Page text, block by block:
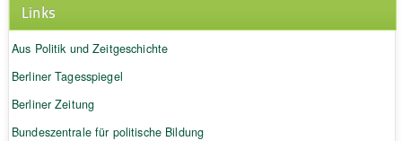
Links
Aus Politik und Zeitgeschichte
Berliner Tagesspiegel
Berliner Zeitung
Bundeszentrale für politische Bildung